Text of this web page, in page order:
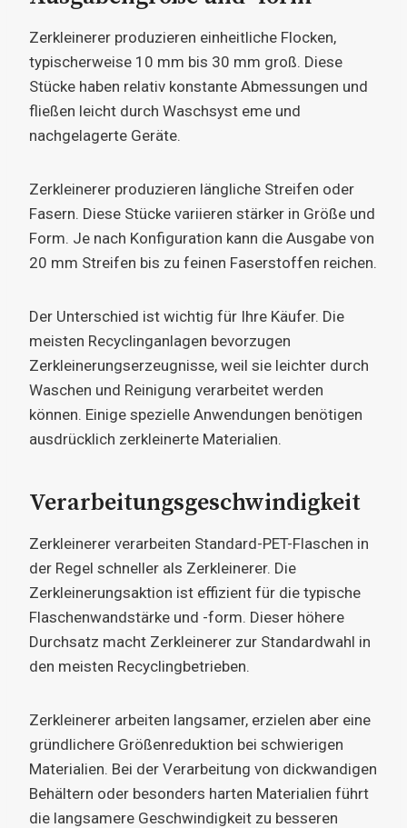
Zerkleinerer produzieren einheitliche Flocken,
typischerweise 10 mm bis 30 mm groß. Diese
Stücke haben relativ konstante Abmessungen und
fließen leicht durch Waschsyst eme und
nachgelagerte Geräte.
Zerkleinerer produzieren längliche Streifen oder
Fasern. Diese Stücke variieren stärker in Größe und
Form. Je nach Konfiguration kann die Ausgabe von
20 mm Streifen bis zu feinen Faserstoffen reichen.
Der Unterschied ist wichtig für Ihre Käufer. Die
meisten Recyclinganlagen bevorzugen
Zerkleinerungserzeugnisse, weil sie leichter durch
Waschen und Reinigung verarbeitet werden
können. Einige spezielle Anwendungen benötigen
ausdrücklich zerkleinerte Materialien.
Verarbeitungsgeschwindigkeit
Zerkleinerer verarbeiten Standard-PET-Flaschen in
der Regel schneller als Zerkleinerer. Die
Zerkleinerungsaktion ist effizient für die typische
Flaschenwandstärke und -form. Dieser höhere
Durchsatz macht Zerkleinerer zur Standardwahl in
den meisten Recyclingbetrieben.
Zerkleinerer arbeiten langsamer, erzielen aber eine
gründlichere Größenreduktion bei schwierigen
Materialien. Bei der Verarbeitung von dickwandigen
Behältern oder besonders harten Materialien führt
die langsamere Geschwindigkeit zu besseren